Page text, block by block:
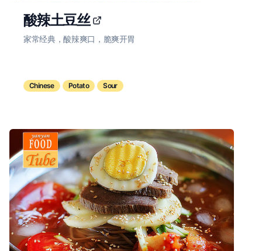
酸辣土豆丝
家常经典，酸辣爽口，脆爽开胃
Chinese Potato Sour